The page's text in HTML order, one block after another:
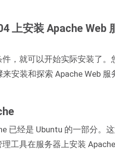
上安装 Apache Web
，就可以开始实际安装了。
安装和探索 Apache Web 服
已经是 Ubuntu 的一部分。
工具在服务器上安装